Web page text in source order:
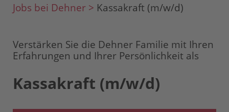
Jobs bei Dehner > Kassakraft (m/w/d)
Verstärken Sie die Dehner Familie mit Ihren
Erfahrungen und Ihrer Persönlichkeit als
Kassakraft (m/w/d)